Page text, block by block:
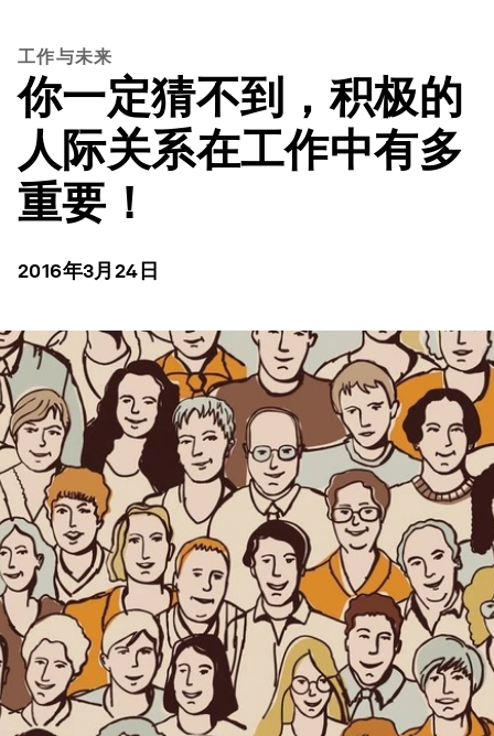
工作与未来
你一定猜不到，积极的
人际关系在工作中有多
重要！
2016年3月24日